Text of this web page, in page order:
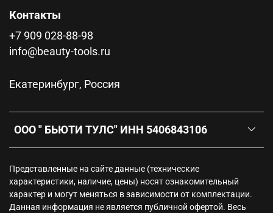
ООО " БЬЮТИ ТУЛС" ИНН 5406843106
Контакты
+7 909 028-88-98
info@beauty-tools.ru
Екатеринбург, Россия
Представленные на сайте данные (технические
характеристики, наличие, цены) носят ознакомительный
характер и могут меняться в зависимости от комплектации.
Данная информация не является публичной офертой. Весь